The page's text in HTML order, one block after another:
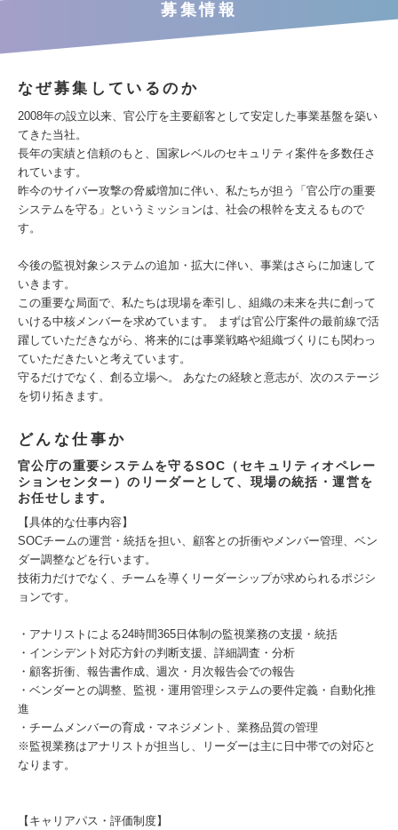
募集情報
なぜ募集しているのか
2008年の設立以来、官公庁を主要顧客として安定した事業基盤を築い
てきた当社。
長年の実績と信頼のもと、国家レベルのセキュリティ案件を多数任さ
れています。
昨今のサイバー攻撃の脅威増加に伴い、私たちが担う「官公庁の重要
システムを守る」というミッションは、社会の根幹を支えるもので
す。
今後の監視対象システムの追加・拡大に伴い、事業はさらに加速して
いきます。
この重要な局面で、私たちは現場を牽引し、組織の未来を共に創って
いける中核メンバーを求めています。 まずは官公庁案件の最前線で活
躍していただきながら、将来的には事業戦略や組織づくりにも関わっ
ていただきたいと考えています。
守るだけでなく、創る立場へ。 あなたの経験と意志が、次のステージ
を切り拓きます。
どんな仕事か
官公庁の重要システムを守るSOC（セキュリティオペレー
ションセンター）のリーダーとして、現場の統括・運営を
お任せします。
【具体的な仕事内容】
SOCチームの運営・統括を担い、顧客との折衝やメンバー管理、ベン
ダー調整などを行います。
技術力だけでなく、チームを導くリーダーシップが求められるポジシ
ョンです。
・アナリストによる24時間365日体制の監視業務の支援・統括
・インシデント対応方針の判断支援、詳細調査・分析
・顧客折衝、報告書作成、週次・月次報告会での報告
・ベンダーとの調整、監視・運用管理システムの要件定義・自動化推
進
・チームメンバーの育成・マネジメント、業務品質の管理
※監視業務はアナリストが担当し、リーダーは主に日中帯での対応と
なります。
【キャリアパス・評価制度】